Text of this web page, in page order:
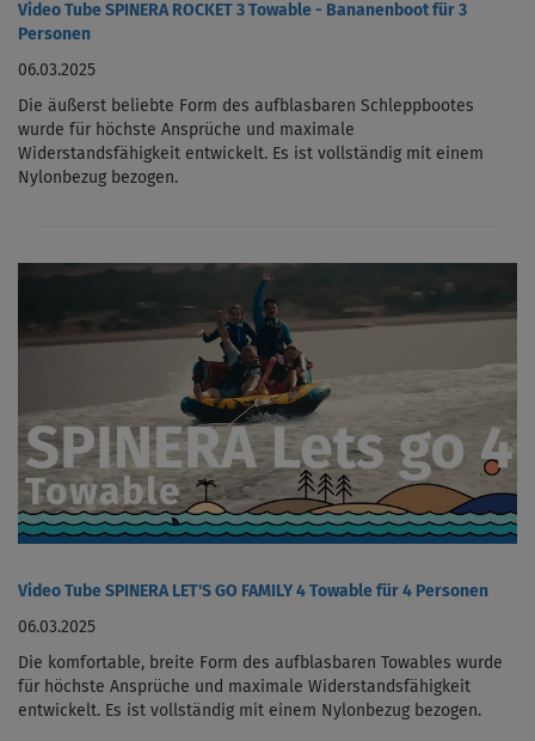
Video Tube SPINERA ROCKET 3 Towable - Bananenboot für 3
Personen
06.03.2025
Die äußerst beliebte Form des aufblasbaren Schleppbootes
wurde für höchste Ansprüche und maximale
Widerstandsfähigkeit entwickelt. Es ist vollständig mit einem
Nylonbezug bezogen.
Video Tube SPINERA LET'S GO FAMILY 4 Towable für 4 Personen
06.03.2025
Die komfortable, breite Form des aufblasbaren Towables wurde
für höchste Ansprüche und maximale Widerstandsfähigkeit
entwickelt. Es ist vollständig mit einem Nylonbezug bezogen.